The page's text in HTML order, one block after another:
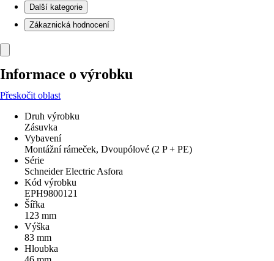
Další kategorie
Zákaznická hodnocení
Informace o výrobku
Přeskočit oblast
Druh výrobku
Zásuvka
Vybavení
Montážní rámeček, Dvoupólové (2 P + PE)
Série
Schneider Electric Asfora
Kód výrobku
EPH9800121
Šířka
123 mm
Výška
83 mm
Hloubka